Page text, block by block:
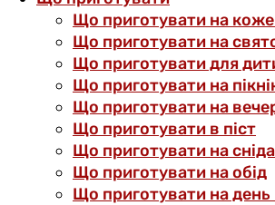
Що приготувати на
Що приготувати на
Що приготувати для
Що приготувати на
Що приготувати на
Що приготувати в піст
Що приготувати на
Що приготувати на обід
Що приготувати на